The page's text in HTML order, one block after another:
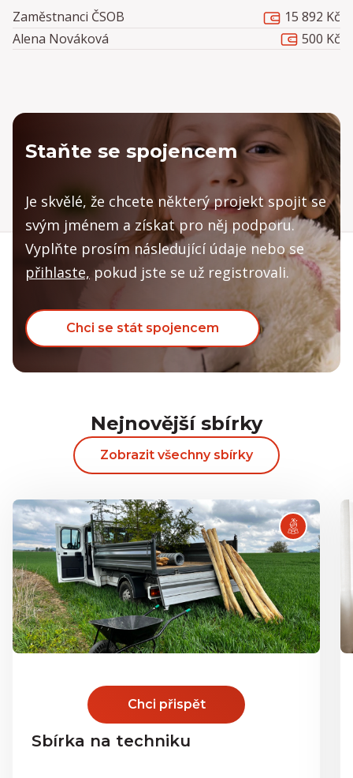
Zaměstnanci ČSOB
15 892 Kč
Alena Nováková
500 Kč
Staňte se spojencem
Je skvělé, že chcete některý projekt spojit se
svým jménem a získat pro něj podporu.
Vyplňte prosím následující údaje nebo se
přihlaste, pokud jste se už registrovali.
Chci se stát spojencem
Nejnovější sbírky
Zobrazit všechny sbírky
Chci přispět
Sbírka na techniku